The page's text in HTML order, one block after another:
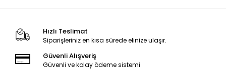
Hızlı Teslimat
Siparişleriniz en kısa sürede elinize ulaşır.
Güvenli Alışveriş
Güvenli ve kolay ödeme sistemi